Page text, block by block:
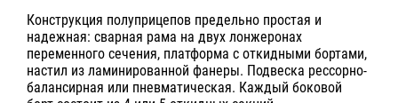
Конструкция полуприцепов предельно простая и
надежная: сварная рама на двух лонжеронах
переменного сечения, платформа с откидными бортами,
настил из ламинированной фанеры. Подвеска рессорно-
балансирная или пневматическая. Каждый боковой